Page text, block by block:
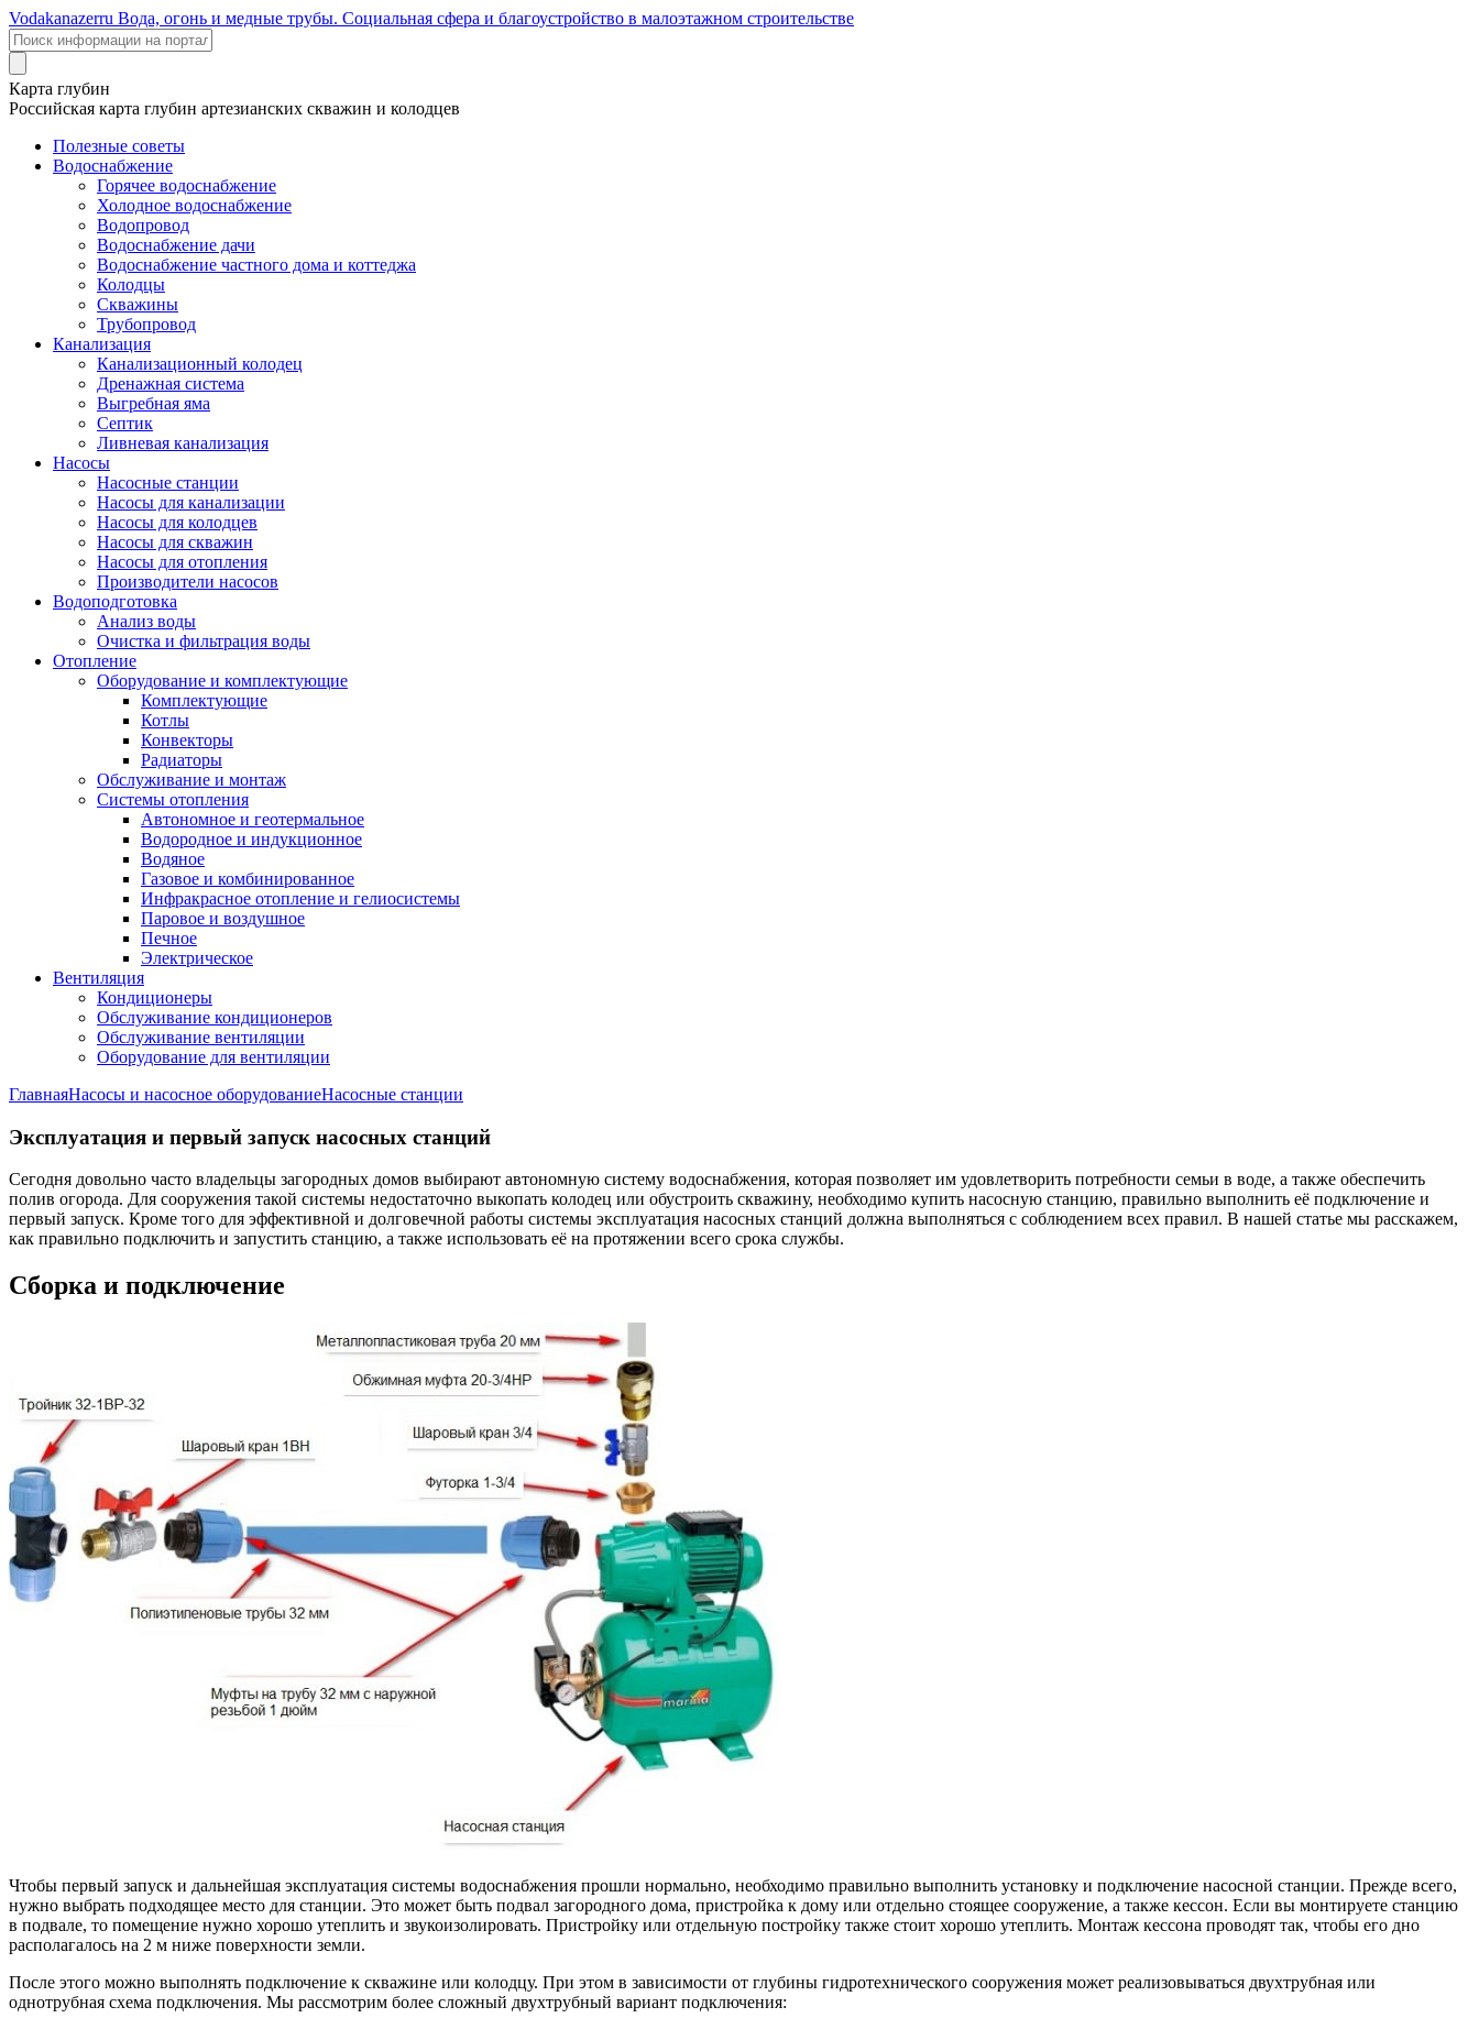
Vodakanazerru Вода, огонь и медные трубы. Социальная сфера и благоустройство в малоэтажном строительстве
Карта глубин
Российская карта глубин артезианских скважин и колодцев
Полезные советы
Водоснабжение
Горячее водоснабжение
Холодное водоснабжение
Водопровод
Водоснабжение дачи
Водоснабжение частного дома и коттеджа
Колодцы
Скважины
Трубопровод
Канализация
Канализационный колодец
Дренажная система
Выгребная яма
Септик
Ливневая канализация
Насосы
Насосные станции
Насосы для канализации
Насосы для колодцев
Насосы для скважин
Насосы для отопления
Производители насосов
Водоподготовка
Анализ воды
Очистка и фильтрация воды
Отопление
Оборудование и комплектующие
Комплектующие
Котлы
Конвекторы
Радиаторы
Обслуживание и монтаж
Системы отопления
Автономное и геотермальное
Водородное и индукционное
Водяное
Газовое и комбинированное
Инфракрасное отопление и гелиосистемы
Паровое и воздушное
Печное
Электрическое
Вентиляция
Кондиционеры
Обслуживание кондиционеров
Обслуживание вентиляции
Оборудование для вентиляции
ГлавнаяНасосы и насосное оборудованиеНасосные станции
Эксплуатация и первый запуск насосных станций
Сегодня довольно часто владельцы загородных домов выбирают автономную систему водоснабжения, которая позволяет им удовлетворить потребности семьи в воде, а также обеспечить
полив огорода. Для сооружения такой системы недостаточно выкопать колодец или обустроить скважину, необходимо купить насосную станцию, правильно выполнить её подключение и
первый запуск. Кроме того для эффективной и долговечной работы системы эксплуатация насосных станций должна выполняться с соблюдением всех правил. В нашей статье мы расскажем,
как правильно подключить и запустить станцию, а также использовать её на протяжении всего срока службы.
Сборка и подключение
Чтобы первый запуск и дальнейшая эксплуатация системы водоснабжения прошли нормально, необходимо правильно выполнить установку и подключение насосной станции. Прежде всего,
нужно выбрать подходящее место для станции. Это может быть подвал загородного дома, пристройка к дому или отдельно стоящее сооружение, а также кессон. Если вы монтируете станцию
в подвале, то помещение нужно хорошо утеплить и звукоизолировать. Пристройку или отдельную постройку также стоит хорошо утеплить. Монтаж кессона проводят так, чтобы его дно
располагалось на 2 м ниже поверхности земли.
После этого можно выполнять подключение к скважине или колодцу. При этом в зависимости от глубины гидротехнического сооружения может реализовываться двухтрубная или
однотрубная схема подключения. Мы рассмотрим более сложный двухтрубный вариант подключения: